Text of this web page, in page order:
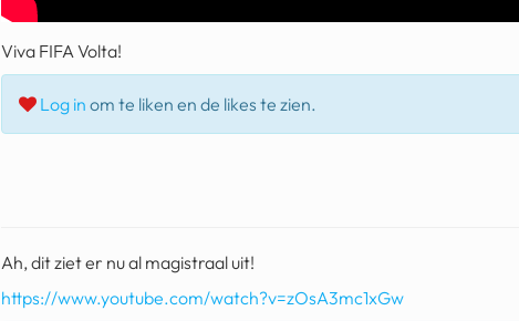
Viva FIFA Volta!
Log in om te liken en de likes te zien.
Ah, dit ziet er nu al magistraal uit!
https://www.youtube.com/watch?v=zOsA3mc1xGw